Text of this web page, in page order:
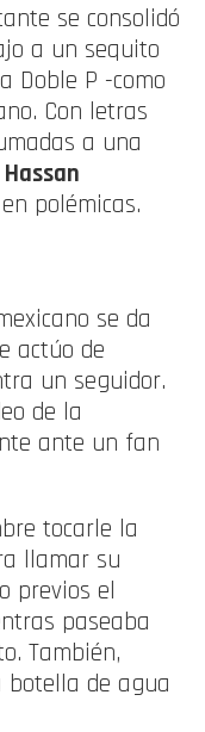
se consolidó
a un sequito
Doble P -como
Con letras
a una
Hassan
polémicas.
se da
actúo de
un seguidor.
de la
ante un fan
tocarle la
llamar su
previos el
paseaba
También,
de agua